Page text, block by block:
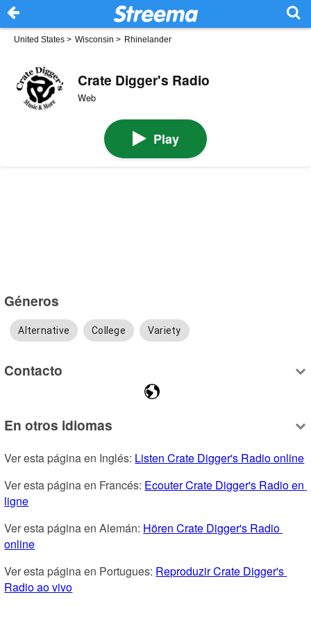
United States > Wisconsin > Rhinelander
Crate Digger's Radio
Web
Play
Géneros
Alternative College Variety
Contacto
En otros idiomas
Ver esta página en Inglés: Listen Crate Digger's Radio online
Ver esta página en Francés: Ecouter Crate Digger's Radio en
ligne
Ver esta página en Alemán: Hören Crate Digger's Radio
online
Ver esta página en Portugues: Reproduzir Crate Digger's
Radio ao vivo